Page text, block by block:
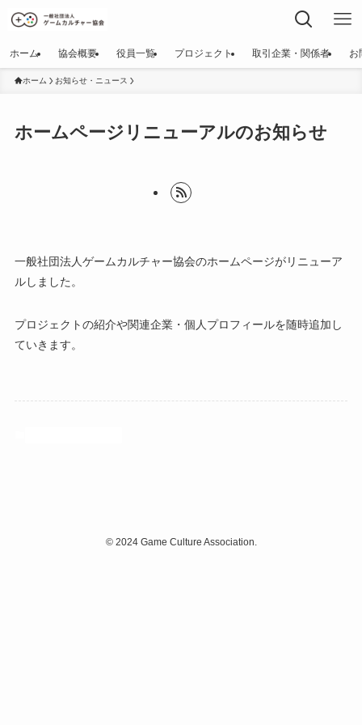
ホーム 協会概要 役員一覧 プロジェクト 取引企業・関係者 お
ホーム お知らせ・ニュース
ホームページリニューアルのお知らせ
一般社団法人ゲームカルチャー協会のホームページがリニューア
ルしました。
プロジェクトの紹介や関連企業・個人プロフィールを随時追加し
ていきます。
©2024 Game Culture Association.